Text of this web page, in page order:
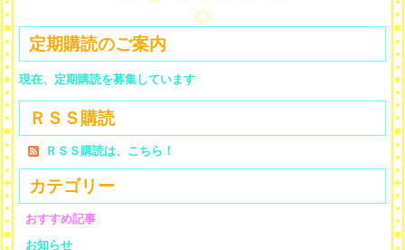
定期購読のご案内
現在、定期購読を募集しています
ＲＳＳ購読
ＲＳＳ購読は、こちら！
カテゴリー
おすすめ記事
お知らせ